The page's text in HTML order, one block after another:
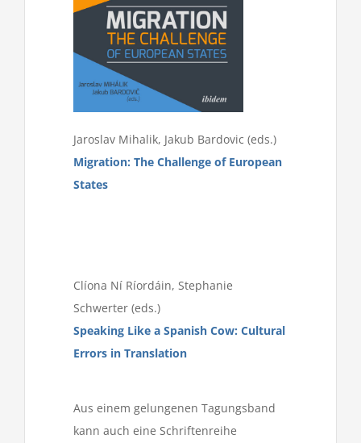
Jaroslav Mihalik, Jakub Bardovic (eds.)
Migration: The Challenge of European
States
Clíona Ní Ríordáin, Stephanie
Schwerter (eds.)
Speaking Like a Spanish Cow: Cultural
Errors in Translation
Aus einem gelungenen Tagungsband
kann auch eine Schriftenreihe